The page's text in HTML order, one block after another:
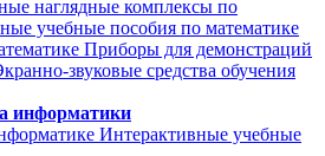
наглядные комплексы по
учебные пособия по математике
Приборы для демонстраций
звуковые средства обучения
информатики
Интерактивные учебные